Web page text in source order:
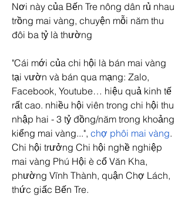
Nơi này của Bến Tre nông dân rủ nhau
trồng mai vàng, chuyện mỗi năm thu
đôi ba tỷ là thường
"Cái mới của chi hội là bán mai vàng
tại vườn và bán qua mạng: Zalo,
Facebook, Youtube… hiệu quả kinh tế
rất cao. nhiều hội viên trong chi hội thu
nhập hai - 3 tỷ đồng/năm trong khoảng
kiểng mai vàng...", chợ phôi mai vàng.
Chi hội trưởng Chi hội nghề nghiệp
mai vàng Phú Hội è cổ Văn Kha,
phường Vĩnh Thành, quận Chợ Lách,
thức giấc Bến Tre.